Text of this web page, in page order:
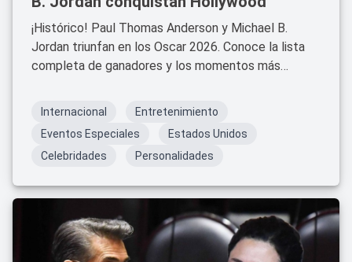
¡Histórico! Paul Thomas Anderson y Michael B.
Jordan triunfan en los Oscar 2026. Conoce la lista
completa de ganadores y los momentos más
Internacional
Entretenimiento
Eventos Especiales
Estados Unidos
Celebridades
Personalidades